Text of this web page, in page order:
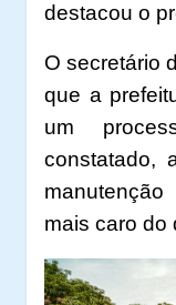
destacou o
O secretário
que a
um
constatado,
mais caro do